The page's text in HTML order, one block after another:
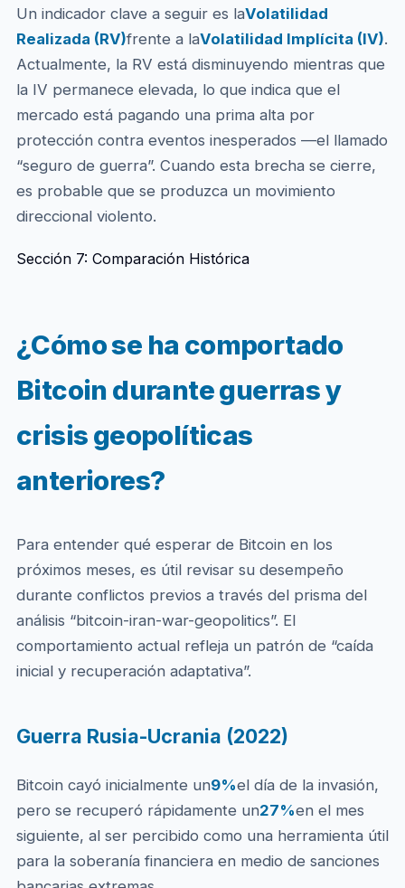
Un indicador clave a seguir es laVolatilidad
Realizada (RV)frente a laVolatilidad Implícita (IV).
Actualmente, la RV está disminuyendo mientras que
la IV permanece elevada, lo que indica que el
mercado está pagando una prima alta por
protección contra eventos inesperados —el llamado
“seguro de guerra”. Cuando esta brecha se cierre,
es probable que se produzca un movimiento
direccional violento.
Sección 7: Comparación Histórica
¿Cómo se ha comportado
Bitcoin durante guerras y
crisis geopolíticas
anteriores?
Para entender qué esperar de Bitcoin en los
próximos meses, es útil revisar su desempeño
durante conflictos previos a través del prisma del
análisis “bitcoin-iran-war-geopolitics”. El
comportamiento actual refleja un patrón de “caída
inicial y recuperación adaptativa”.
Guerra Rusia-Ucrania (2022)
Bitcoin cayó inicialmente un9%el día de la invasión,
pero se recuperó rápidamente un27%en el mes
siguiente, al ser percibido como una herramienta útil
para la soberanía financiera en medio de sanciones